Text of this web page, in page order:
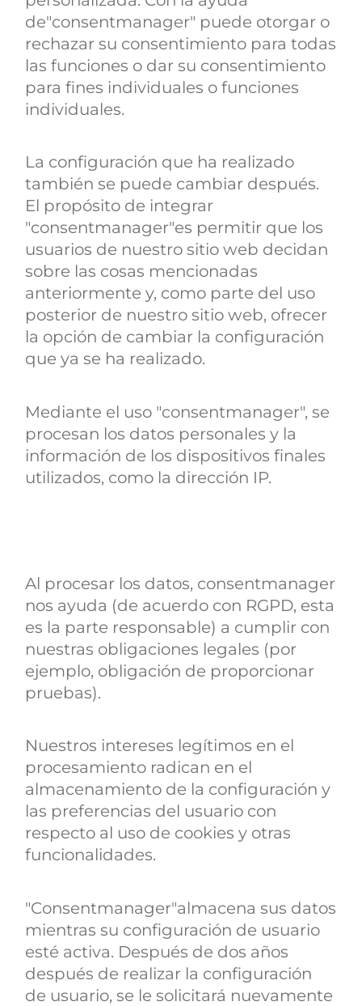
de"consentmanager" puede otorgar o
rechazar su consentimiento para todas
las funciones o dar su consentimiento
para fines individuales o funciones
individuales.
La configuración que ha realizado
también se puede cambiar después.
El propósito de integrar
"consentmanager"es permitir que los
usuarios de nuestro sitio web decidan
sobre las cosas mencionadas
anteriormente y, como parte del uso
posterior de nuestro sitio web, ofrecer
la opción de cambiar la configuración
que ya se ha realizado.
Mediante el uso "consentmanager", se
procesan los datos personales y la
información de los dispositivos finales
utilizados, como la dirección IP.
Al procesar los datos, consentmanager
nos ayuda (de acuerdo con RGPD, esta
es la parte responsable) a cumplir con
nuestras obligaciones legales (por
ejemplo, obligación de proporcionar
pruebas).
Nuestros intereses legítimos en el
procesamiento radican en el
almacenamiento de la configuración y
las preferencias del usuario con
respecto al uso de cookies y otras
funcionalidades.
"Consentmanager"almacena sus datos
mientras su configuración de usuario
esté activa. Después de dos años
después de realizar la configuración
de usuario, se le solicitará nuevamente